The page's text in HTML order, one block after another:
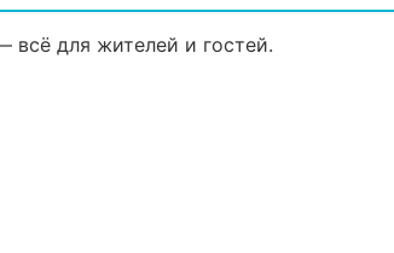
всё для жителей и гостей.